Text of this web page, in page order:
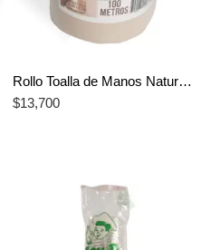
Rollo Toalla de Manos Natural 100m – Uso Institucional | Coltisú
$13,700